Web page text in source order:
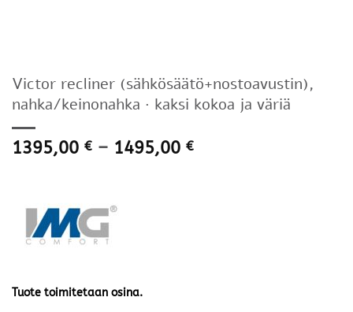
Victor recliner (sähkösäätö+nostoavustin),
nahka/keinonahka · kaksi kokoa ja väriä
1395,00 € – 1495,00 €Hintaluokka:
Tuote toimitetaan osina.